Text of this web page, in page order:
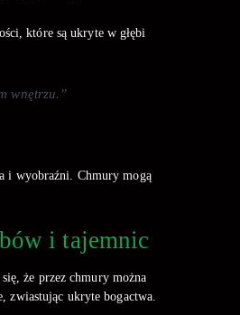
które są ukryte w głębi
wnętrzu.”
i wyobraźni. Chmury mogą
i tajemnic
że przez chmury można
zwiastując ukryte bogactwa.